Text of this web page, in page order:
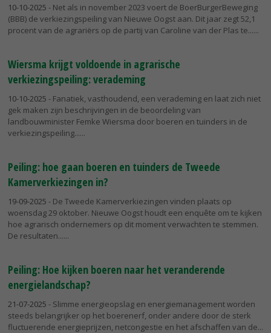
10-10-2025 - Net als in november 2023 voert de BoerBurgerBeweging
(BBB) de verkiezingspeiling van Nieuwe Oogst aan. Dit jaar zegt 52,1
procent van de agrariërs op de partij van Caroline van der Plas te...
Wiersma krijgt voldoende in agrarische
verkiezingspeiling: verademing
10-10-2025 - Fanatiek, vasthoudend, een verademing en laat zich niet
gek maken zijn beschrijvingen in de beoordeling van
landbouwminister Femke Wiersma door boeren en tuinders in de
verkiezingspeiling...
Peiling: hoe gaan boeren en tuinders de Tweede
Kamerverkiezingen in?
19-09-2025 - De Tweede Kamerverkiezingen vinden plaats op
woensdag 29 oktober. Nieuwe Oogst houdt een enquête om te kijken
hoe agrarisch ondernemers op dit moment verwachten te stemmen.
De resultaten...
Peiling: Hoe kijken boeren naar het veranderende
energielandschap?
21-07-2025 - Slimme energieopslag en energiemanagement worden
steeds belangrijker op het boerenerf, onder andere door de sterk
fluctuerende energieprijzen, netcongestie en het afschaffen van de...